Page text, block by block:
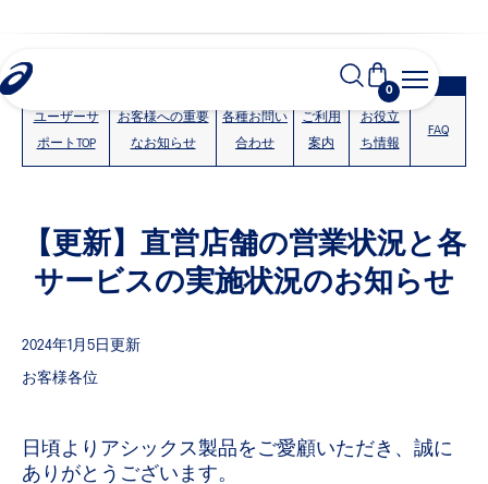
0
ユーザーサ
ポートTOP
お客様への重要
なお知らせ
各種お問い
合わせ
ご利用
案内
お役立
ち情報
FAQ
【更新】直営店舗の営業状況と各
サービスの実施状況のお知らせ
2024年1月5日更新
お客様各位
日頃よりアシックス製品をご愛顧いただき、誠に
ありがとうございます。